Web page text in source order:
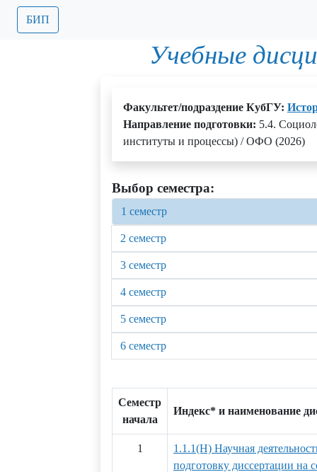
БИП
Учебные
Факультет/подраздение КубГУ:
Направление подготовки: 5.4.
институты и процессы) / ОФО (2026)
Выбор семестра:
1 семестр
2 семестр
3 семестр
4 семестр
5 семестр
6 семестр
Семестр
начала
Индекс* и наименование
1
1.1.1(Н) Научная
подготовку диссертации на